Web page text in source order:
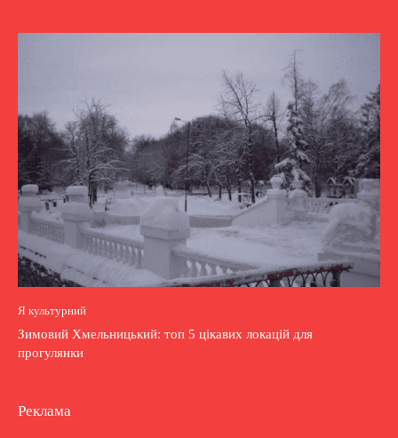
Я культурний
Зимовий Хмельницький: топ 5 цікавих локацій для
прогулянки
Реклама